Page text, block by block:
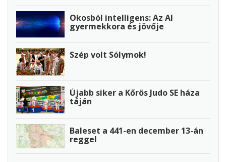
Okosból intelligens: Az AI
gyermekkora és jövője
Szép volt Sólymok!
Újabb siker a Kőrös Judo SE háza
táján
Baleset a 441-en december 13-án
reggel